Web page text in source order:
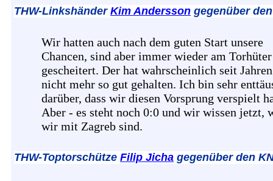
THW-Linkshänder Kim Andersson gegenüber
Wir hatten auch nach dem guten Start unsere
Chancen, sind aber immer wieder am Torhüter
gescheitert. Der hat wahrscheinlich seit Jahren
nicht mehr so gut gehalten. Ich bin sehr
darüber, dass wir diesen Vorsprung verspielt
Aber - es steht noch 0:0 und wir wissen jetzt,
wir mit Zagreb sind.
THW-Toptorschütze Filip Jicha gegenüber den